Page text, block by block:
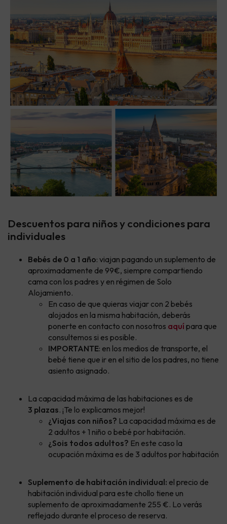
Descuentos para niños y condiciones para
individuales
Bebés de 0 a 1 año: viajan pagando un suplemento de
aproximadamente de 99€, siempre compartiendo
cama con los padres y en régimen de Solo
Alojamiento.
En caso de que quieras viajar con 2 bebés
alojados en la misma habitación, deberás
ponerte en contacto con nosotros aquípara que
consultemos si es posible.
IMPORTANTE: en los medios de transporte, el
bebé tiene que ir en el sitio de los padres, no tiene
asiento asignado.
La capacidad máxima de las habitaciones es de
3 plazas. ¡Te lo explicamos mejor!
¿Viajas con niños? La capacidad máxima es de
2 adultos + 1 niño o bebé por habitación.
¿Sois todos adultos? En este caso la
ocupación máxima es de 3 adultos por habitación
Suplemento de habitación individual: el precio de
habitación individual para este chollo tiene un
suplemento de aproximadamente 255 €. Lo verás
reflejado durante el proceso de reserva.